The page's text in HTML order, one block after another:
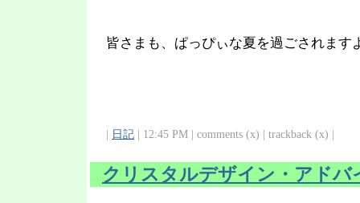
皆さまも、ぱっぴぃな夏を過ごされます
| 日記 | 12:45 PM | comments (x) | trackback (x) |
クリスタルデザイン・アド